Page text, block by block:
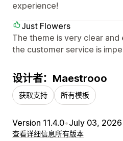
experience!
Just Flowers
The theme is very clear and
the customer service is
设计者：Maestrooo
获取支持 所有模板
Version 11.4.0•July 03, 2026
查看详细信息所有版本